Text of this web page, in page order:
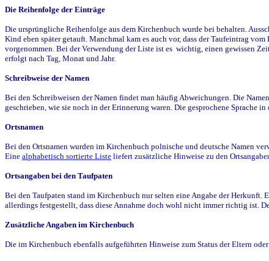
Die Reihenfolge der Einträge
Die ursprüngliche Reihenfolge aus dem Kirchenbuch wurde bei behalten.
Kind eben später getauft. Manchmal kam es auch vor, dass der Taufeintrag
vorgenommen. Bei der Verwendung der Liste ist es wichtig, einen gewissen
erfolgt nach Tag, Monat und Jahr.
Schreibweise der Namen
Bei den Schreibweisen der Namen findet man häufig Abweichungen. Die
geschrieben, wie sie noch in der Erinnerung waren. Die gesprochene Sprache
Ortsnamen
Bei den Ortsnamen wurden im Kirchenbuch polnische und deutsche Namen
Eine alphabetisch sortierte Liste liefert zusätzliche Hinweise zu den
Ortsangaben bei den Taufpaten
Bei den Taufpaten stand im Kirchenbuch nur selten eine Angabe der Herkunft.
allerdings festgestellt, dass diese Annahme doch wohl nicht immer richtig ist.
Zusätzliche Angaben im Kirchenbuch
Die im Kirchenbuch ebenfalls aufgeführten Hinweise zum Status der Eltern